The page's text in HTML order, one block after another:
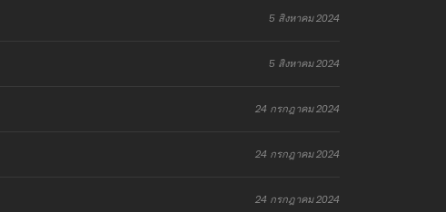
5 สิงหาคม 2024
5 สิงหาคม 2024
24 กรกฎาคม 2024
24 กรกฎาคม 2024
24 กรกฎาคม 2024